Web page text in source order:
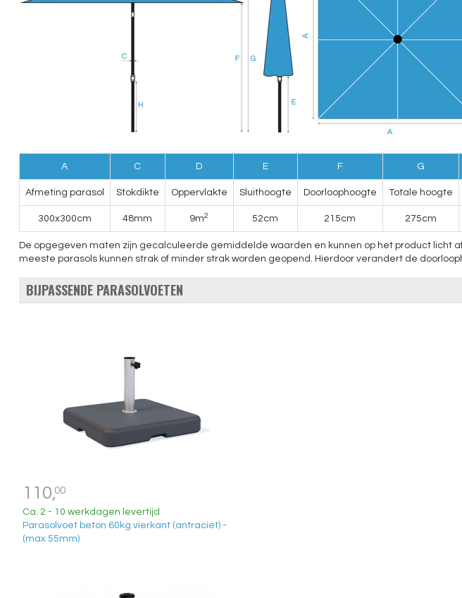
A C D E F G
Afmeting parasol Stokdikte Oppervlakte Sluithoogte Doorloophoogte Totale hoogte
300x300cm 48mm 9m2 52cm 215cm 275cm
De opgegeven maten zijn gecalculeerde gemiddelde waarden en kunnen op het product licht
meeste parasols kunnen strak of minder strak worden geopend. Hierdoor verandert de
BIJPASSENDE PARASOLVOETEN
110,00
Ca. 2 - 10 werkdagen levertijd
Parasolvoet beton 60kg vierkant (antraciet) -
(max 55mm)